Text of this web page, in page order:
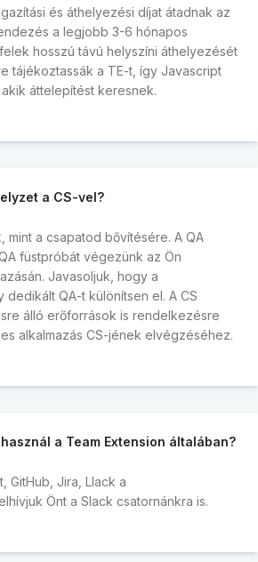
és áthelyezési díjat átadnak az
a legjobb 3-6 hónapos
hosszú távú helyszíni áthelyezését
tájékoztassák a TE-t, így Javascript
áttelepítést keresnek.
a CS-vel?
mint a csapatod bővítésére. A QA
füstpróbát végezünk az Ön
Javasoljuk, hogy a
QA-t különítsen el. A CS
álló erőforrások is rendelkezésre
alkalmazás CS-jének elvégzéséhez.
a Team Extension általában?
GitHub, Jira, Llack a
Önt a Slack csatornánkra is.